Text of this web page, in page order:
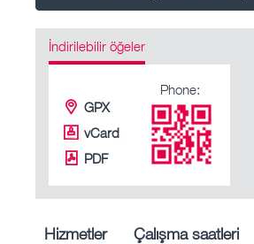
İndirilebilir öğeler
GPX
vCard
PDF
Phone:
Hizmetler Çalışma saatleri